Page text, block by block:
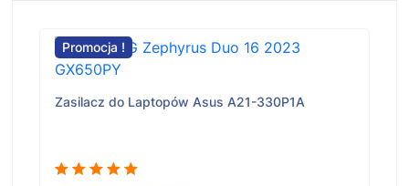
Promocja !
Zasilacz do Laptopów Asus A21-330P1A